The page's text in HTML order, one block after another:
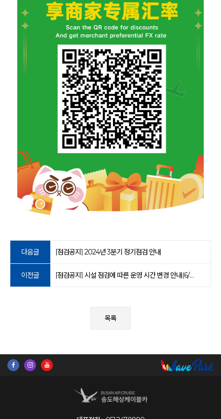
다음글 [점검공지] 2024년 3분기 정기점검 안내
이전글 [점검공지] 시설 점검에 따른 운영 시간 변경 안내(6/3~4)
목록